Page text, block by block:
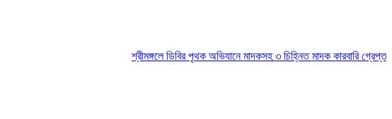
শ্রীমঙ্গলে ডিবির পৃথক অভিযানে মাদকসহ ৩ চিহ্নিত মাদক কারবারি গ্রেপ্তার